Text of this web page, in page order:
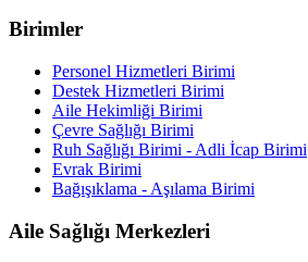
Birimler
Personel Hizmetleri Birimi
Destek Hizmetleri Birimi
Aile Hekimliği Birimi
Çevre Sağlığı Birimi
Ruh Sağlığı Birimi - Adli İcap Birimi
Evrak Birimi
Bağışıklama - Aşılama Birimi
Aile Sağlığı Merkezleri